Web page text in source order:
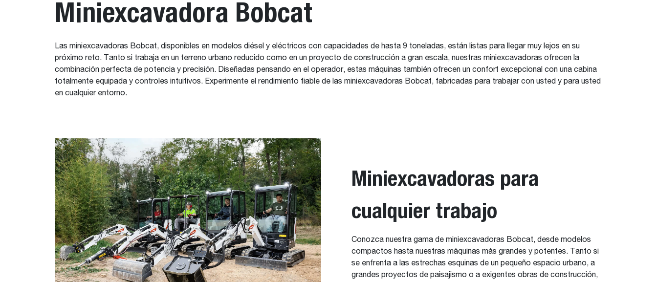
Miniexcavadora Bobcat
Las miniexcavadoras Bobcat, disponibles en modelos diésel y eléctricos con capacidades de hasta 9 toneladas, están listas para llegar muy lejos en su
próximo reto. Tanto si trabaja en un terreno urbano reducido como en un proyecto de construcción a gran escala, nuestras miniexcavadoras ofrecen la
combinación perfecta de potencia y precisión. Diseñadas pensando en el operador, estas máquinas también ofrecen un confort excepcional con una cabina
totalmente equipada y controles intuitivos. Experimente el rendimiento fiable de las miniexcavadoras Bobcat, fabricadas para trabajar con usted y para usted
en cualquier entorno.
Miniexcavadoras para
cualquier trabajo
Conozca nuestra gama de miniexcavadoras Bobcat, desde modelos
compactos hasta nuestras máquinas más grandes y potentes. Tanto si
se enfrenta a las estrechas esquinas de un pequeño espacio urbano, a
grandes proyectos de paisajismo o a exigentes obras de construcción,